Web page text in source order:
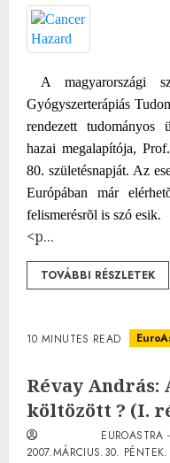
A magyarországi
Gyógyszerterápiás
rendezett tudományos
hazai megalapítója,
80. születésnapját. Az
Európában már
felismerésrõl is szó esik.
<p...
TOVÁBBI RÉSZLETEK
10 MINUTES READ
Révay András:
költözött ? (I.
EUROASTRA
2007.MÁRCIUS.30. PÉNTEK.